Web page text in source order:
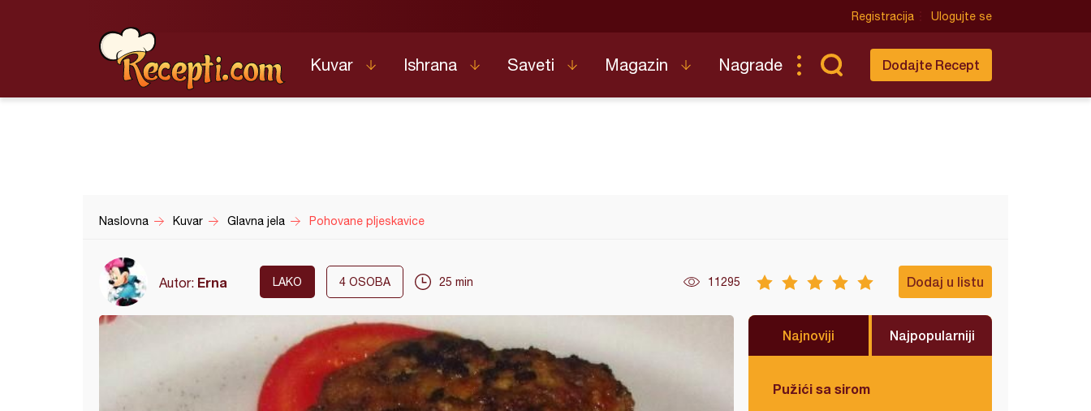
Registracija Ulogujte se
Kuvar Ishrana Saveti Magazin Nagrade Dodajte Recept
Naslovna Kuvar Glavna jela Pohovane pljeskavice
Autor: Erna LAKO 4 OSOBA 25 min 11295 Dodaj u listu
Najnoviji Najpopularniji
Pužići sa sirom